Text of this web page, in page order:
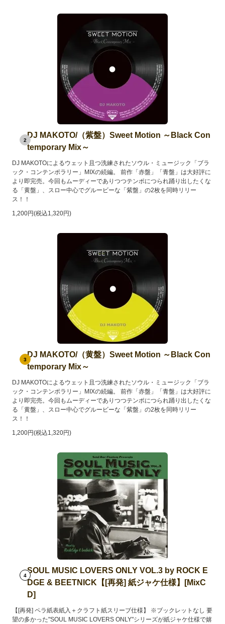
2
DJ MAKOTO/（紫盤）Sweet Motion ～Black Con
temporary Mix～
DJ MAKOTOによるウェット且つ洗練されたソウル・ミュージック「ブラ
ック・コンテンポラリー」MIXの続編。 前作「赤盤」「青盤」は大好評に
より即完売。今回もムーディーでありつつテンポにつられ踊り出したくな
る「黄盤」、スロー中心でグルービーな「紫盤」の2枚を同時リリー
ス！！
1,200円(税込1,320円)
3
DJ MAKOTO/（黄盤）Sweet Motion ～Black Con
temporary Mix～
DJ MAKOTOによるウェット且つ洗練されたソウル・ミュージック「ブラ
ック・コンテンポラリー」MIXの続編。 前作「赤盤」「青盤」は大好評に
より即完売。今回もムーディーでありつつテンポにつられ踊り出したくな
る「黄盤」、スロー中心でグルービーな「紫盤」の2枚を同時リリー
ス！！
1,200円(税込1,320円)
4
SOUL MUSIC LOVERS ONLY VOL.3 by ROCK E
DGE & BEETNICK【[再発] 紙ジャケ仕様】[MixC
D]
【[再発] ペラ紙表紙入＋クラフト紙スリーブ仕様】 ※ブックレットなし 要
望の多かった"SOUL MUSIC LOVERS ONLY"シリーズが紙ジャケ仕様で嬉